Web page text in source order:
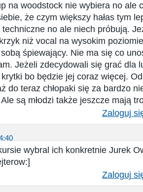
na woodstock nie wybiera no ale
że czym większy hałas tym
no ale niech próbują.
niż vocal na wysokim
śpiewający. Nie ma się co
Jeżeli zdecydowali się grać dla
bo będzie jej coraz więcej.
do teraz chłopaki się za bardzo
są młodzi także jeszcze mają
Zaloguj
wybral ich konkretnie Jurek
Zaloguj